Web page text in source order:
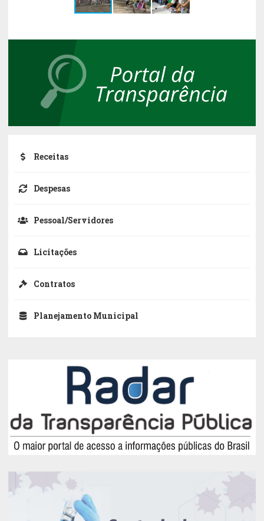
Receitas
Despesas
Pessoal/Servidores
Licitações
Contratos
Planejamento Municipal